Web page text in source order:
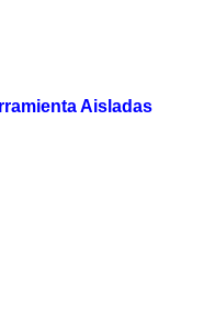
Aisladas